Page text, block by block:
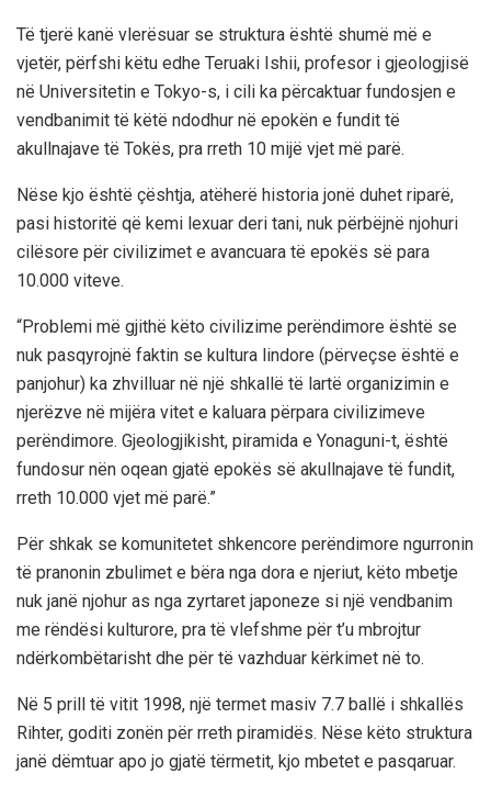
Të tjerë kanë vlerësuar se struktura është shumë më e
vjetër, përfshi këtu edhe Teruaki Ishii, profesor i gjeologjisë
në Universitetin e Tokyo-s, i cili ka përcaktuar fundosjen e
vendbanimit të këtë ndodhur në epokën e fundit të
akullnajave të Tokës, pra rreth 10 mijë vjet më parë.
Nëse kjo është çështja, atëherë historia jonë duhet riparë,
pasi historitë që kemi lexuar deri tani, nuk përbëjnë njohuri
cilësore për civilizimet e avancuara të epokës së para
10.000 viteve.
“Problemi më gjithë këto civilizime perëndimore është se
nuk pasqyrojnë faktin se kultura lindore (përveçse është e
panjohur) ka zhvilluar në një shkallë të lartë organizimin e
njerëzve në mijëra vitet e kaluara përpara civilizimeve
perëndimore. Gjeologjikisht, piramida e Yonaguni-t, është
fundosur nën oqean gjatë epokës së akullnajave të fundit,
rreth 10.000 vjet më parë.”
Për shkak se komunitetet shkencore perëndimore ngurronin
të pranonin zbulimet e bëra nga dora e njeriut, këto mbetje
nuk janë njohur as nga zyrtaret japoneze si një vendbanim
me rëndësi kulturore, pra të vlefshme për t’u mbrojtur
ndërkombëtarisht dhe për të vazhduar kërkimet në to.
Në 5 prill të vitit 1998, një termet masiv 7.7 ballë i shkallës
Rihter, goditi zonën për rreth piramidës. Nëse këto struktura
janë dëmtuar apo jo gjatë tërmetit, kjo mbetet e pasqaruar.